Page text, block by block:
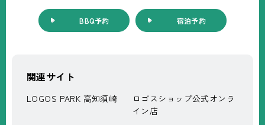
BBQ予約 宿泊予約
関連サイト
LOGOS PARK 高知須崎
ロゴスショップ公式オンラ
イン店